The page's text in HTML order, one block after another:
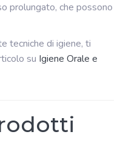
prolungato, che possono
tecniche di igiene, ti
su Igiene Orale e